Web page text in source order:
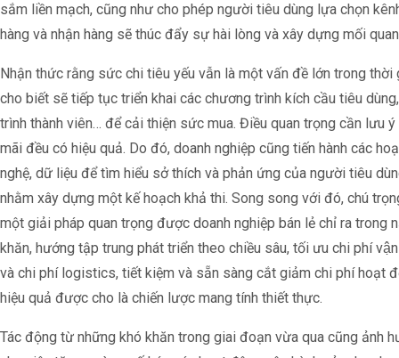
sắm liền mạch, cũng như cho phép người tiêu dùng lựa chọn
hàng và nhận hàng sẽ thúc đẩy sự hài lòng và xây dựng mối
Nhận thức rằng sức chi tiêu yếu vẫn là một vấn đề lớn trong
cho biết sẽ tiếp tục triển khai các chương trình kích cầu tiêu
trình thành viên… để cải thiện sức mua. Điều quan trọng cần lưu
mãi đều có hiệu quả. Do đó, doanh nghiệp cũng tiến hành các
nghệ, dữ liệu để tìm hiểu sở thích và phản ứng của người tiêu
nhằm xây dựng một kế hoạch khả thi. Song song với đó, chú
một giải pháp quan trọng được doanh nghiệp bán lẻ chỉ ra trong
khăn, hướng tập trung phát triển theo chiều sâu, tối ưu chi phí
và chi phí logistics, tiết kiệm và sẵn sàng cắt giảm chi phí hoạt
hiệu quả được cho là chiến lược mang tính thiết thực.
Tác động từ những khó khăn trong giai đoạn vừa qua cũng ảnh